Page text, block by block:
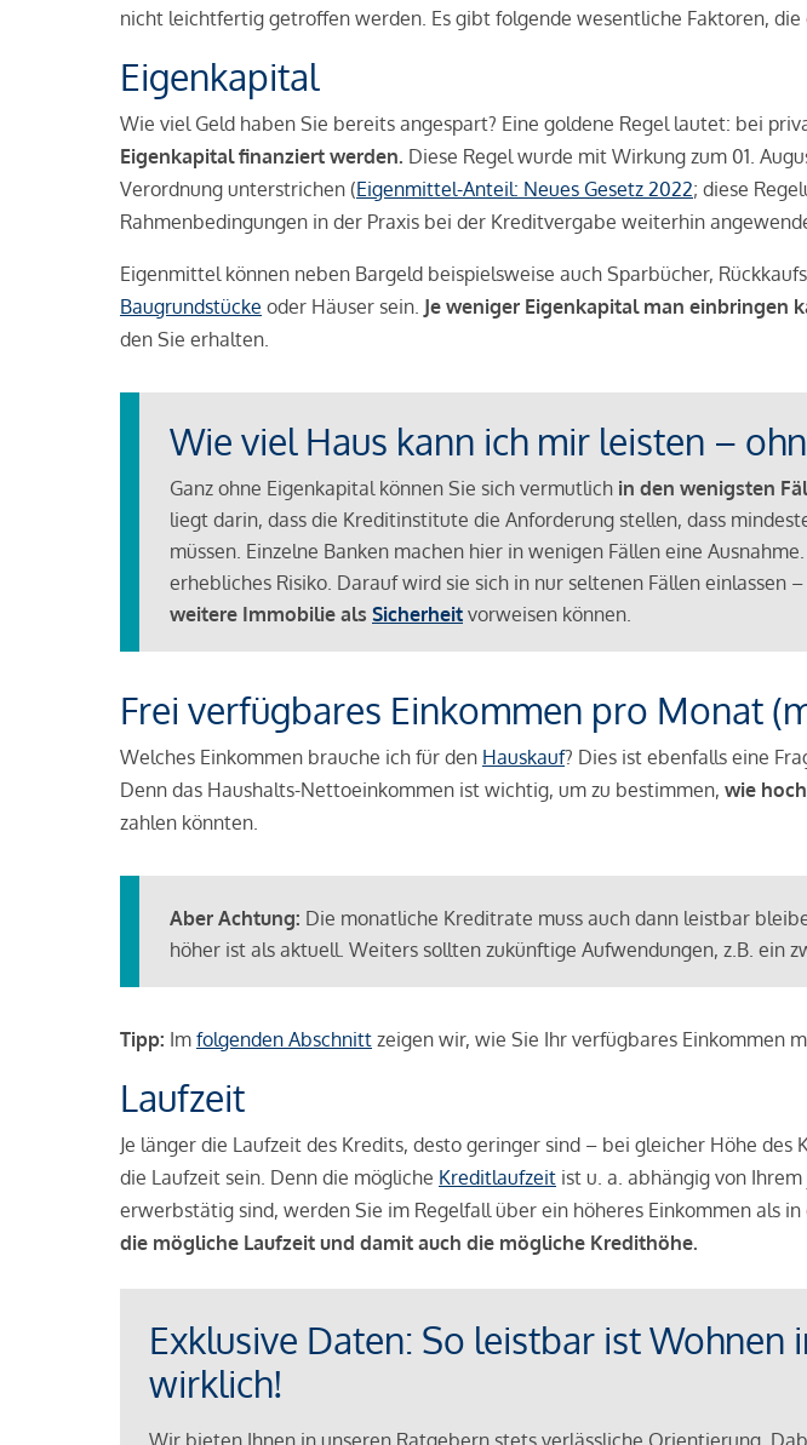
nicht leichtfertig getroffen werden. Es gibt folgende wesentliche Faktoren, die
Eigenkapital
Wie viel Geld haben Sie bereits angespart? Eine goldene Regel lautet: bei
Eigenkapital finanziert werden. Diese Regel wurde mit Wirkung zum 01.
Verordnung unterstrichen (Eigenmittel-Anteil: Neues Gesetz 2022; diese
Rahmenbedingungen in der Praxis bei der Kreditvergabe weiterhin
Eigenmittel können neben Bargeld beispielsweise auch Sparbücher,
Baugrundstücke oder Häuser sein. Je weniger Eigenkapital man einbringen
den Sie erhalten.
Wie viel Haus kann ich mir leisten –
Ganz ohne Eigenkapital können Sie sich vermutlich in den wenigsten
liegt darin, dass die Kreditinstitute die Anforderung stellen, dass
müssen. Einzelne Banken machen hier in wenigen Fällen eine
erhebliches Risiko. Darauf wird sie sich in nur seltenen Fällen einlassen
weitere Immobilie als Sicherheit vorweisen können.
Frei verfügbares Einkommen pro Monat
Welches Einkommen brauche ich für den Hauskauf? Dies ist ebenfalls eine
Denn das Haushalts-Nettoeinkommen ist wichtig, um zu bestimmen, wie
zahlen könnten.
Aber Achtung: Die monatliche Kreditrate muss auch dann leistbar
höher ist als aktuell. Weiters sollten zukünftige Aufwendungen, z.B. ein
Tipp: Im folgenden Abschnitt zeigen wir, wie Sie Ihr verfügbares Einkommen
Laufzeit
Je länger die Laufzeit des Kredits, desto geringer sind – bei gleicher Höhe
die Laufzeit sein. Denn die mögliche Kreditlaufzeit ist u. a. abhängig von
erwerbstätig sind, werden Sie im Regelfall über ein höheres Einkommen als
die mögliche Laufzeit und damit auch die mögliche Kredithöhe.
Exklusive Daten: So leistbar ist Wohnen
wirklich!